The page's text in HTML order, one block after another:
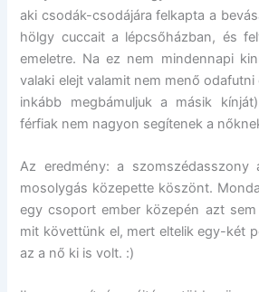
aki csodák-csodájára felkapta a
hölgy cuccait a lépcsőházban, és
emeletre. Na ez nem mindennapi
valaki elejt valamit nem menő
inkább megbámuljuk a másik
férfiak nem nagyon segítenek a
Az eredmény: a
mosolygás közepette köszönt.
egy csoport ember közepén azt
mit követtünk el, mert eltelik egy-két
az a nő ki is volt. :)